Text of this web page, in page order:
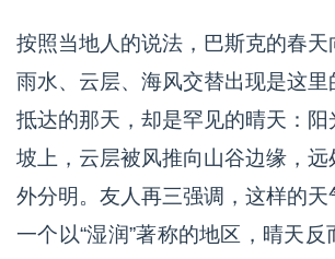
按照当地人的说法，巴斯克的春天
雨水、云层、海风交替出现是这
抵达的那天，却是罕见的晴天：阳
坡上，云层被风推向山谷边缘，远
外分明。友人再三强调，这样的天
一个以“湿润”著称的地区，晴天